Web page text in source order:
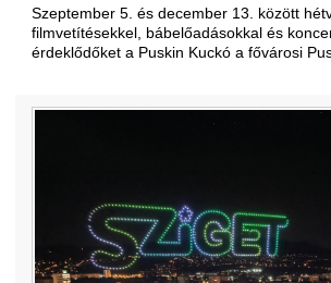
Szeptember 5. és december 13. között
filmvetítésekkel, bábelőadásokkal és
érdeklődőket a Puskin Kuckó a fővárosi